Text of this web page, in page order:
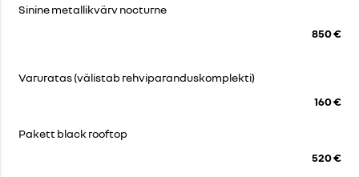
Sinine metallikvärv nocturne
850 €
Varuratas (välistab rehviparanduskomplekti)
160 €
Pakett black rooftop
520 €